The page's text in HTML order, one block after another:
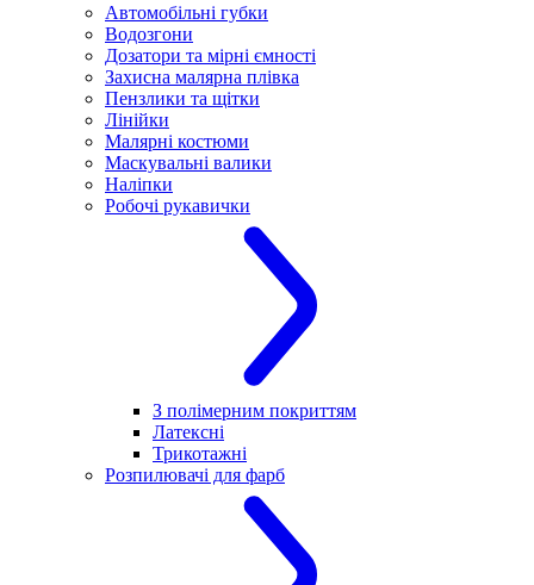
Автомобільні губки
Водозгони
Дозатори та мірні ємності
Захисна малярна плівка
Пензлики та щітки
Лінійки
Малярні костюми
Маскувальні валики
Наліпки
Робочі рукавички
З полімерним покриттям
Латексні
Трикотажні
Розпилювачі для фарб